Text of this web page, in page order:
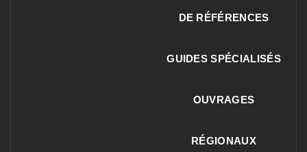
DE RÉFÉRENCES
GUIDES SPÉCIALISÉS
OUVRAGES
RÉGIONAUX